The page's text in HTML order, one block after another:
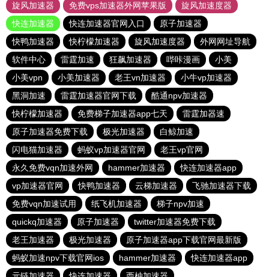
旋风加速器
免费vps加速器外网苹果版
旋风加速度器
快连加速器
快连加速器官网入口
原子加速器
快鸭加速器
快柠檬加速器 旋风加速度器
外网网址导航
软件中心
雷霆加速 狂飙加速器 哔咔漫画
小美
小美vpn
小美加速器 老王vn加速器
小牛vp加速器
黑洞加速
雷霆加速器官网下载
酷通npv加速器
快柠檬加速器
免费梯子加速器app七天
雷霆加器速
原子加速器免费下载
极光加速器
白鲸加速
闪电猫加速器
蚂蚁vp加速器官网
老王vp官网
永久免费vqn加速外网
hammer加速器
快连加速器app
vp加速器官网
快鸭加速器 云梯加速器
飞驰加速器下载
免费vqn加速试用
纸飞机加速器
梯子npv加速
quickq加速器
原子加速器
twitter加速器免费下载
老王加速器
极光加速器
原子加速器app下载官网最新版
蚂蚁加速npv下载官网ios
hammer加速器
快连加速器app